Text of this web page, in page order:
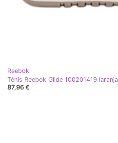
Reebok
Tênis Reebok Glide 100201419 laranja
87,96 €